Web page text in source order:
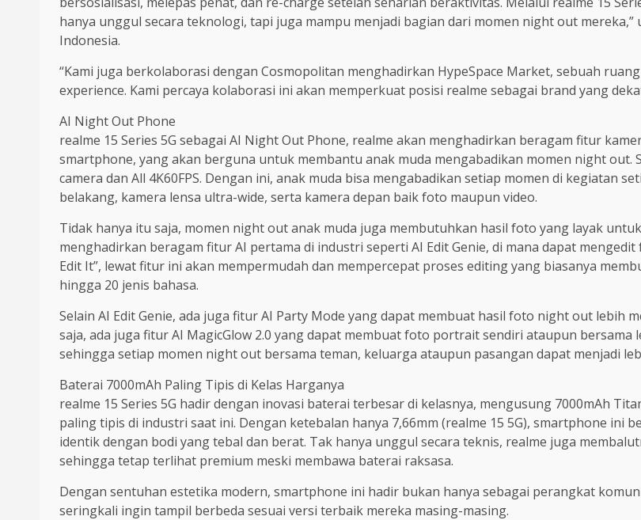
hanya unggul secara teknologi, tapi juga mampu menjadi bagian dari momen night out mereka,”
Indonesia.
“Kami juga berkolaborasi dengan Cosmopolitan menghadirkan HypeSpace Market, sebuah
experience. Kami percaya kolaborasi ini akan memperkuat posisi realme sebagai brand yang
AI Night Out Phone
realme 15 Series 5G sebagai AI Night Out Phone, realme akan menghadirkan beragam fitur
smartphone, yang akan berguna untuk membantu anak muda mengabadikan momen night out.
camera dan All 4K60FPS. Dengan ini, anak muda bisa mengabadikan setiap momen di kegiatan
belakang, kamera lensa ultra-wide, serta kamera depan baik foto maupun video.
Tidak hanya itu saja, momen night out anak muda juga membutuhkan hasil foto yang layak
menghadirkan beragam fitur AI pertama di industri seperti AI Edit Genie, di mana dapat
Edit It”, lewat fitur ini akan mempermudah dan mempercepat proses editing yang biasanya
hingga 20 jenis bahasa.
Selain AI Edit Genie, ada juga fitur AI Party Mode yang dapat membuat hasil foto night out lebih
saja, ada juga fitur AI MagicGlow 2.0 yang dapat membuat foto portrait sendiri ataupun
sehingga setiap momen night out bersama teman, keluarga ataupun pasangan dapat menjadi
Baterai 7000mAh Paling Tipis di Kelas Harganya
realme 15 Series 5G hadir dengan inovasi baterai terbesar di kelasnya, mengusung 7000mAh
paling tipis di industri saat ini. Dengan ketebalan hanya 7,66mm (realme 15 5G), smartphone ini
identik dengan bodi yang tebal dan berat. Tak hanya unggul secara teknis, realme juga
sehingga tetap terlihat premium meski membawa baterai raksasa.
Dengan sentuhan estetika modern, smartphone ini hadir bukan hanya sebagai perangkat
seringkali ingin tampil berbeda sesuai versi terbaik mereka masing-masing.